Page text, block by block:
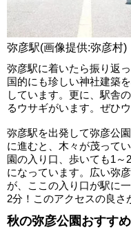
弥彦駅(画像提供:弥彦村)
弥彦駅に着いたら振り返
国的にも珍しい神社建築
しています。更に、駅舎
るウサギがいます。ぜひ
弥彦駅を出発して弥彦公
に進むと、木々が茂って
園の入り口、歩いても1～
になっています。広い弥
が、ここの入り口が駅に
2分！このアクセスの良さ
秋の弥彦公園おすす